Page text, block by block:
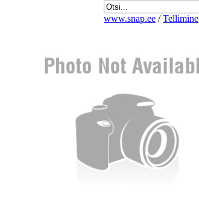
www.snap.ee / Tellimine
Kogus:
Paberi tüüp:
Eemalda kõik pildid tellimusest
Miinimum tellimus on 1.60 €